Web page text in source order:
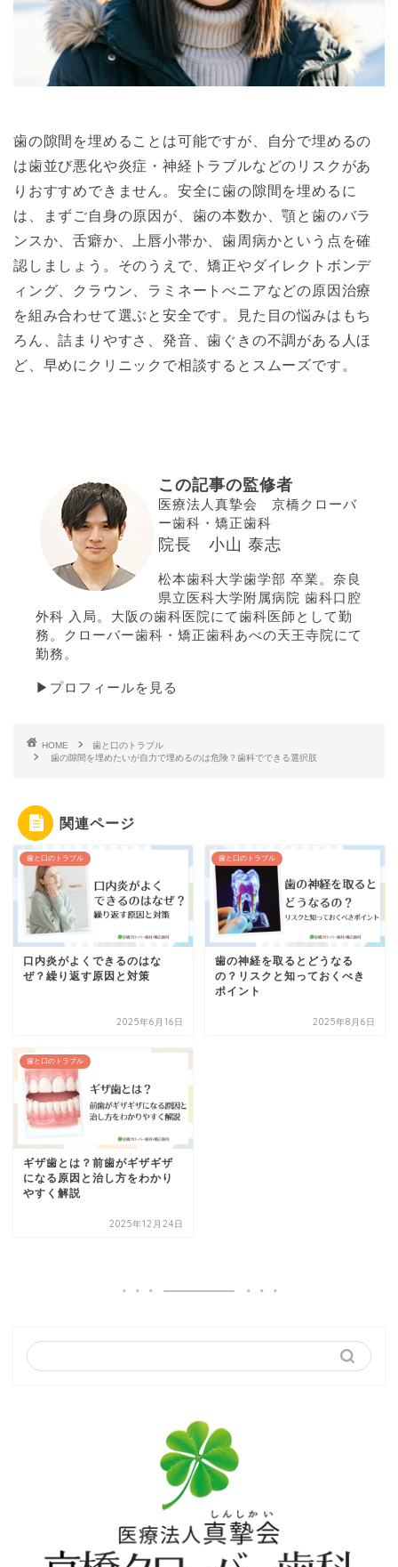
歯の隙間を埋めることは可能ですが、自分で埋めるの
は歯並び悪化や炎症・神経トラブルなどのリスクがあ
りおすすめできません。安全に歯の隙間を埋めるに
は、まずご自身の原因が、歯の本数か、顎と歯のバラ
ンスか、舌癖か、上唇小帯か、歯周病かという点を確
認しましょう。そのうえで、矯正やダイレクトボンデ
ィング、クラウン、ラミネートべニアなどの原因治療
を組み合わせて選ぶと安全です。見た目の悩みはもち
ろん、詰まりやすさ、発音、歯ぐきの不調がある人ほ
ど、早めにクリニックで相談するとスムーズです。
この記事の監修者
医療法人真摯会 京橋クローバ
ー歯科・矯正歯科
院長 小山 泰志
松本歯科大学歯学部 卒業。奈良
県立医科大学附属病院 歯科口腔
外科 入局。大阪の歯科医院にて歯科医師として勤
務。クローバー歯科・矯正歯科あべの天王寺院にて
勤務。
▶プロフィールを見る
HOME
歯と口のトラブル
歯の隙間を埋めたいが自力で埋めるのは危険？歯科でできる選択肢
関連ページ
歯と口のトラブル
口内炎がよくできるのはな
ぜ？繰り返す原因と対策
2025年6月16日
歯と口のトラブル
歯の神経を取るとどうなる
の？リスクと知っておくべき
ポイント
2025年8月6日
歯と口のトラブル
ギザ歯とは？前歯がギザギザ
になる原因と治し方をわかり
やすく解説
2025年12月24日